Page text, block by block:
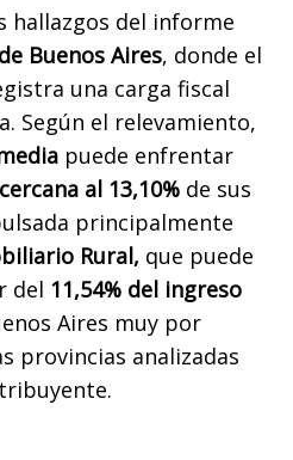
hallazgos del informe
Buenos Aires, donde el
una carga fiscal
Según el relevamiento,
puede enfrentar
al 13,10% de sus
principalmente
Rural, que puede
del 11,54% del ingreso
Aires muy por
provincias analizadas